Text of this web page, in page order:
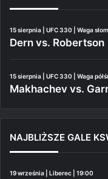
15 sierpnia | UFC 330 | Waga
Dern vs. Robertson
15 sierpnia | UFC 330 | Waga
Makhachev vs.
NAJBLIŻSZE GALE
19 września | Liberec | 19:00